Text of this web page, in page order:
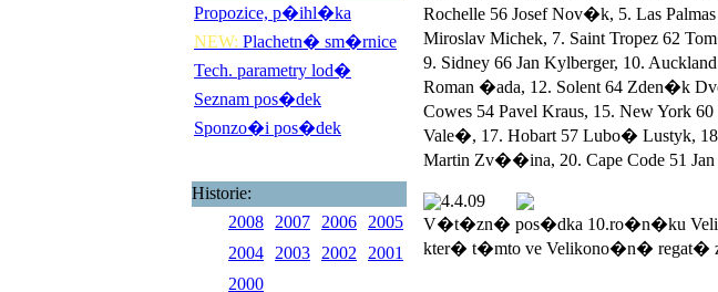
Propozice, p�ihl�ka
NEW: Plachetn� sm�rnice
Tech. parametry lod�
Seznam pos�dek
Sponzo�i pos�dek
Historie:
2008
2007 2006
2005
2004
2003 2002
2001
2000
Rochelle 56 Josef Nov�k, 5. Las
Miroslav Michek, 7. Saint Tropez 62
9. Sidney 66 Jan Kylberger, 10.
Roman �ada, 12. Solent 64 Zden�k
Cowes 54 Pavel Kraus, 15. New York
Vale�, 17. Hobart 57 Lubo� Lustyk,
Martin Zv��ina, 20. Cape Code 51 Jan
4.4.09
V�t�zn� pos�dka 10.ro�n�ku
kter� t�mto ve Velikono�n� regat�